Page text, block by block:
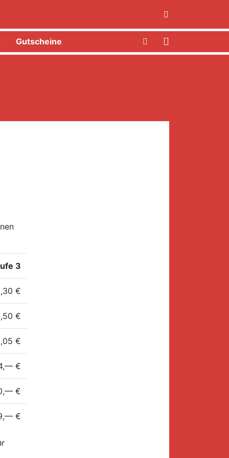
Gutscheine
3
€
€
€
€
€
€